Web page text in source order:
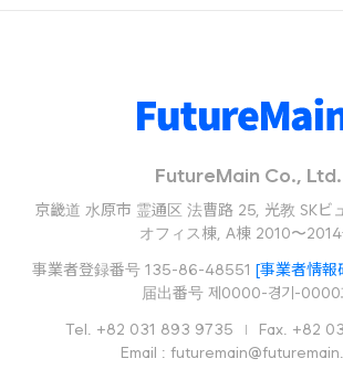
FutureMain Co., Ltd.
京畿道 水原市 霊通区 法曹路 25, 光教 SKビ
オフィス棟, A棟 2010〜
事業者登録番号 135-86-48551 [事業者情報
届出番号 제0000-경기-0000
Tel. +82 031 893 9735
Fax. +82
Email :